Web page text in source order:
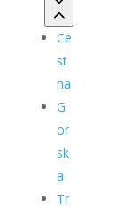
Ce
st
na
G
or
sk
a
Tr